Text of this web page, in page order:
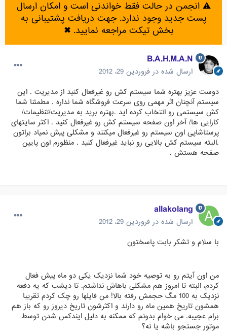
⚠️ انجمن در حالت فقط خواندنی است و امکان ارسال
پست جدید وجود ندارد. جهت دریافت پشتیبانی به
بخش تیکت مراجعه نمایید. ✖
B.A.H.M.A.N
ارسال شده در فروردین 29، 2012
دوست عزیز بهتره شما سیستم کش رو غیرفعال کنید از مدیریت . این
سیستم آنچنان اثر مهمی روی سرعت فروشگاه شما نداره . مطمئنا شما
کش سیستمی رو انتخاب کرده اید .بهتره برید به مدیریت/تنظیمات/
کارایی ها/ آخر اون صفحه سیستم کش رو غیرفعال کنید . اکثر سایتهای
پرستاشاپی اون سیستم رو غیرفعال میکنند و مشکلی پیش نمیاد براتون
.البته سیستم کش بالایی رو نباید غیرفعال کنید . منظورم اون پایین
صفحه هستش .
allakolang
ارسال شده در فروردین 29، 2012
با سلام و تشکر بابت پاسختون
من اون آیتم رو به توصیه خود شما نزدیک یکی دو ماه پیش فعال
کردم، البته تا امروز هم مشکلی باهاش نداشتم. تا دیشب که یه دفعه
نزدیک به 100 مگ حجمش رفته بالا! من فایلها رو چک کردم تقریبا
همشون تاریخ همین ماه رو دارند و اکثرشون تاریخ دیروز رو که باز هم
برام عجیبه. می خوام بدونم که ممکنه به دلیل ایندکس شدن توسط
موتور جستجو باشه یا نه؟